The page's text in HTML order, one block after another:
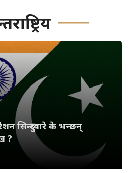
सिन्दुरबारे के भन्छन्
?